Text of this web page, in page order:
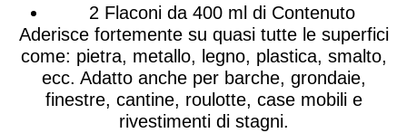
2 Flaconi da 400 ml di Contenuto
Aderisce fortemente su quasi tutte le superfici
come: pietra, metallo, legno, plastica, smalto,
ecc. Adatto anche per barche, grondaie,
finestre, cantine, roulotte, case mobili e
rivestimenti di stagni.